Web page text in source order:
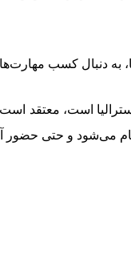
به دنبال کسب
است، معتقد
می‌شود و حتی